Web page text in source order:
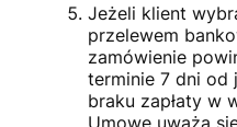
Jeżeli klient
przelewem
zamówienie
terminie 7 dni od
braku zapłaty w
Umowę uważa